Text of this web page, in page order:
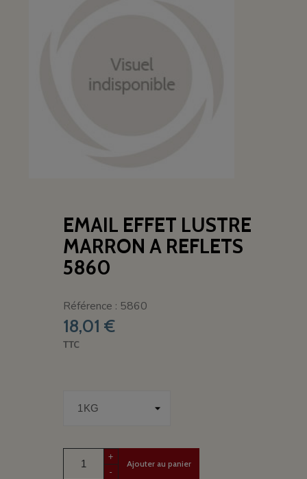
EMAIL EFFET LUSTRE
MARRON A REFLETS
5860
Référence : 5860
18,01 €
TTC
+
-
Ajouter au panier